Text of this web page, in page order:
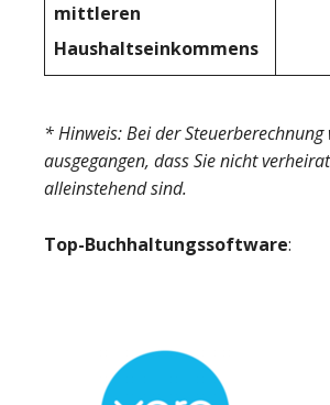
mittleren
Haushaltseinkommens
* Hinweis: Bei der
ausgegangen, dass Sie nicht
alleinstehend sind.
Top-Buchhaltungssoftware: